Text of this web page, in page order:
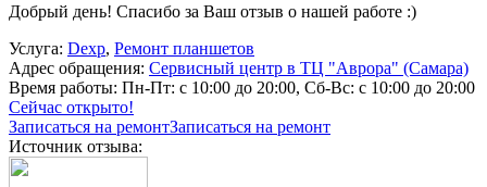
Добрый день! Спасибо за Ваш отзыв о нашей работе :)
Услуга: Dexp, Ремонт планшетов
Адрес обращения: Сервисный центр в ТЦ "Аврора" (Самара)
Время работы: Пн-Пт: с 10:00 до 20:00, Сб-Вс: с 10:00 до 20:00
Сейчас открыто!
Записаться на ремонтЗаписаться на ремонт
Источник отзыва: